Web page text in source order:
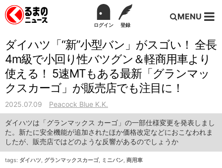
ログイン 登録
MENU
ダイハツ「“新”小型バン」がスゴい！ 全長
4m級で小回り性バツグン＆軽商用車より
使える！ 5速MTもある最新「グランマッ
クスカーゴ」が販売店でも注目に！
2025.07.09 Peacock Blue K.K.
ダイハツは「グランマックス カーゴ」の一部仕様変更を発表しまし
た。新たに安全機能が追加されたほか価格改定などにおこなわれま
したが、販売店ではどのような反響があるのでしょうか
tags: ダイハツ, グランマックスカーゴ, ミニバン, 商用車